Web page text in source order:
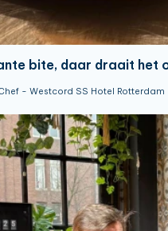
bite, daar draait het
- Westcord SS Hotel Rotterdam